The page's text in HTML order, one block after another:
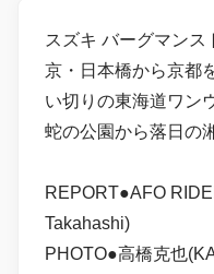
スズキ バーグマン
京・日本橋から京都
い切りの東海道ワン
蛇の公園から落日の
REPORT●AFO
Takahashi)
PHOTO●高橋克也